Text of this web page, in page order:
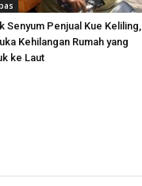
Senyum Penjual Kue Keliling,
Kehilangan Rumah yang
ke Laut